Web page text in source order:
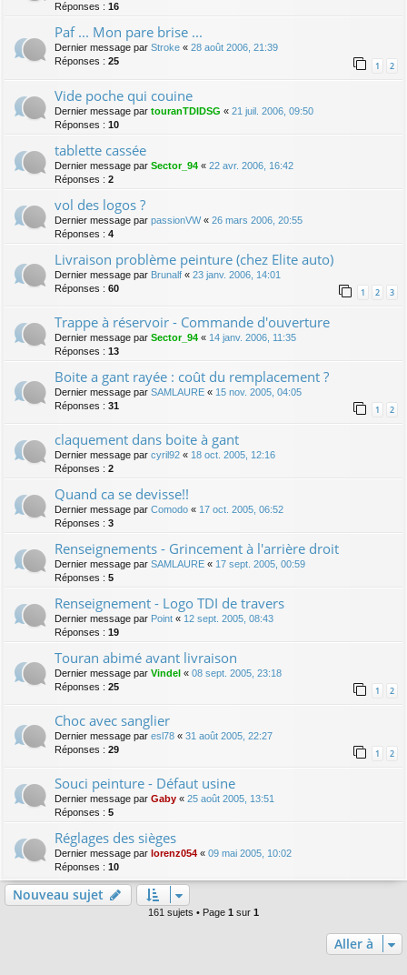
Réponses : 16
Paf ... Mon pare brise ...
Dernier message par Stroke « 28 août 2006, 21:39
Réponses : 25 1 2
Vide poche qui couine
Dernier message par touranTDIDSG « 21 juil. 2006, 09:50
Réponses : 10
tablette cassée
Dernier message par Sector_94 « 22 avr. 2006, 16:42
Réponses : 2
vol des logos ?
Dernier message par passionVW« 26 mars 2006, 20:55
Réponses : 4
Livraison problème peinture (chez Elite auto)
Dernier message par Brunalf « 23 janv. 2006, 14:01
Réponses : 60 1 2 3
Trappe à réservoir - Commande d'ouverture
Dernier message par Sector_94 « 14 janv. 2006, 11:35
Réponses : 13
Boite a gant rayée : coût du remplacement ?
Dernier message par SAMLAURE « 15 nov. 2005, 04:05
Réponses : 31 1 2
claquement dans boite à gant
Dernier message par cyril92 « 18 oct. 2005, 12:16
Réponses : 2
Quand ca se devisse!!
Dernier message par Comodo « 17 oct. 2005, 06:52
Réponses : 3
Renseignements - Grincement à l'arrière droit
Dernier message par SAMLAURE « 17 sept. 2005, 00:59
Réponses : 5
Renseignement - Logo TDI de travers
Dernier message par Point « 12 sept. 2005, 08:43
Réponses : 19
Touran abimé avant livraison
Dernier message par Vindel « 08 sept. 2005, 23:18
Réponses : 25 1 2
Choc avec sanglier
Dernier message par esl78 « 31 août 2005, 22:27
Réponses : 29 1 2
Souci peinture - Défaut usine
Dernier message par Gaby « 25 août 2005, 13:51
Réponses : 5
Réglages des sièges
Dernier message par lorenz054 « 09 mai 2005, 10:02
Réponses : 10
Nouveau sujet
161 sujets • Page 1 sur 1
Aller à